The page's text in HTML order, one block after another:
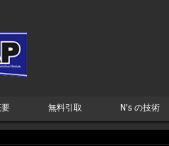
要 無料引取 N's の技術